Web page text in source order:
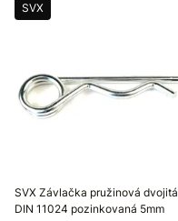
SVX
SVX Závlačka pružinová dvojitá
DIN 11024 pozinkovaná 5mm